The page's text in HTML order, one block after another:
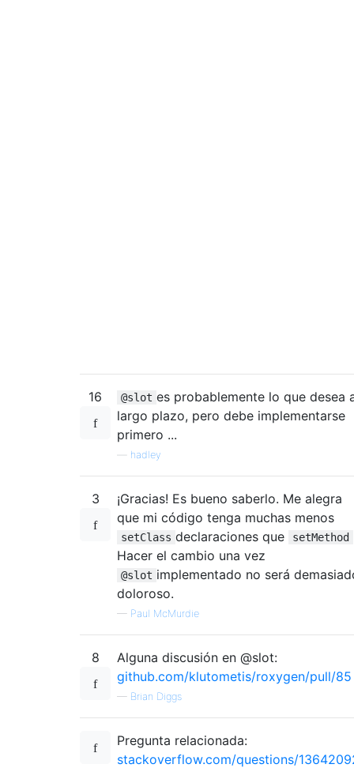
16 @slot es probablemente lo que desea
largo plazo, pero debe implementarse
primero ...
hadley
3
¡Gracias! Es bueno saberlo. Me alegra
que mi código tenga muchas menos
setClass declaraciones que setMethod
Hacer el cambio una vez
@slot implementado no será
doloroso.
— Paul McMurdie
8
Alguna discusión en @slot:
github.com/klutometis/roxygen/pull/85
— Brian Diggs
Pregunta relacionada:
stackoverflow.com/questions/